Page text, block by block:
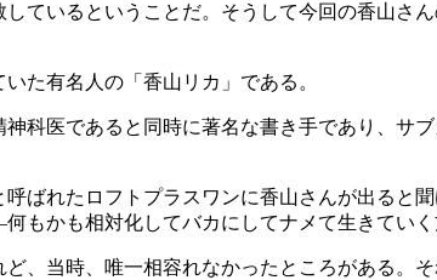
ているということだ。そうして今回の香山さ
た有名人の「香山リカ」である。
科医であると同時に著名な書き手であり、サ
ばれたロフトプラスワンに香山さんが出ると
もかも相対化してバカにしてナメて生きてい
、当時、唯一相容れなかったところがある。そ